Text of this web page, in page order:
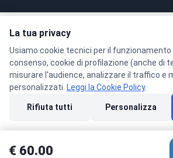
Pagamenti sicuri con crittografia
Privacy Policy Condizioni di VenditaCookie Policy
€ 60.00
La tua privacy
Usiamo cookie tecnici per il funzionamento
consenso, cookie di profilazione (anche di
misurare l'audience, analizzare il traffico e
personalizzati. Leggi la Cookie Policy.
Rifiuta tutti Personalizza